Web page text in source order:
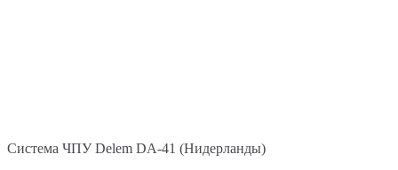
Система ЧПУ Delem DA-41 (Нидерланды)